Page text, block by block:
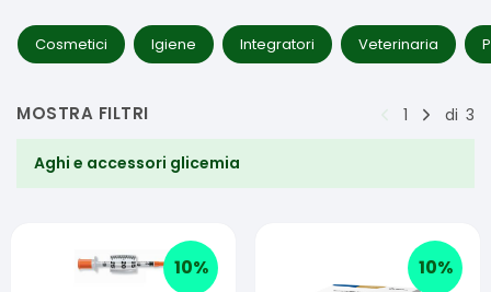
Cosmetici Igiene Integratori Veterinaria
MOSTRA FILTRI 1 di 3
Aghi e accessori glicemia
10% 10%